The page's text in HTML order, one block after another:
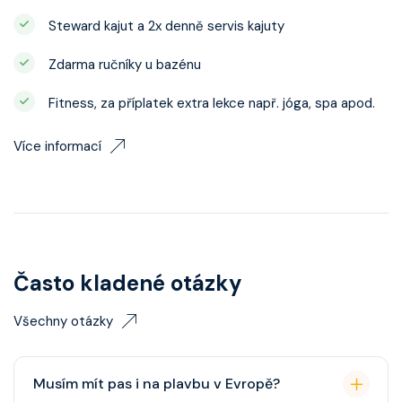
Steward kajut a 2x denně servis kajuty
Zdarma ručníky u bazénu
Fitness, za příplatek extra lekce např. jóga, spa apod.
Více informací
Často kladené otázky
Všechny otázky
Musím mít pas i na plavbu v Evropě?